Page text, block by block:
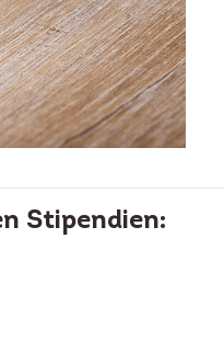
Stipendien: